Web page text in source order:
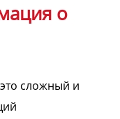
о
сложный и